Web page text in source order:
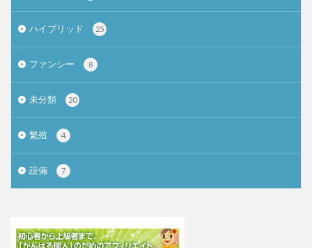
ハイブリッド 25
ファンシー 8
未分類 20
繁殖 4
設備 7